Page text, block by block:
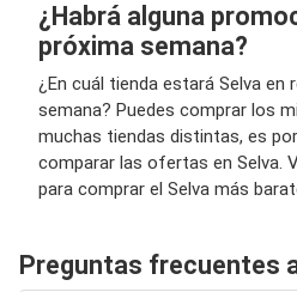
¿Habrá alguna
próxima semana?
¿En cuál tienda estará Selva en
semana? Puedes comprar los
muchas tiendas distintas, es
comparar las ofertas en Selva.
para comprar el Selva más
Preguntas frecuentes